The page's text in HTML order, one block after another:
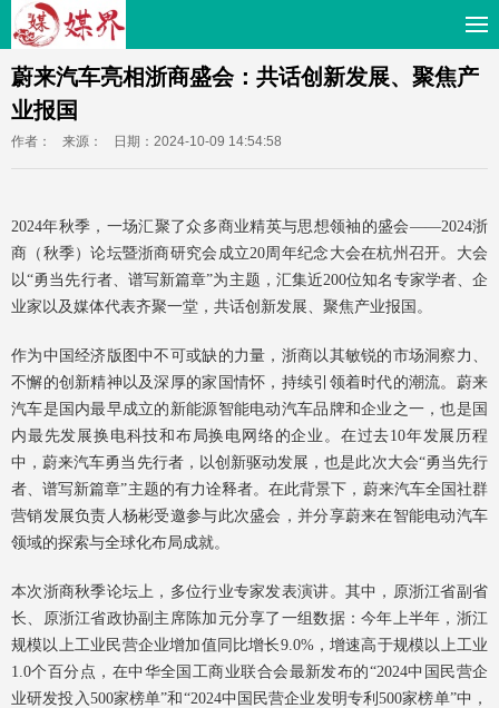
蔚来汽车亮相浙商盛会：共话创新发展、聚焦产
业报国
作者： 来源： 日期：2024-10-09 14:54:58
2024年秋季，一场汇聚了众多商业精英与思想领袖的盛会——2024浙
商（秋季）论坛暨浙商研究会成立20周年纪念大会在杭州召开。大会
以“勇当先行者、谱写新篇章”为主题，汇集近200位知名专家学者、企
业家以及媒体代表齐聚一堂，共话创新发展、聚焦产业报国。
作为中国经济版图中不可或缺的力量，浙商以其敏锐的市场洞察力、
不懈的创新精神以及深厚的家国情怀，持续引领着时代的潮流。蔚来
汽车是国内最早成立的新能源智能电动汽车品牌和企业之一，也是国
内最先发展换电科技和布局换电网络的企业。在过去10年发展历程
中，蔚来汽车勇当先行者，以创新驱动发展，也是此次大会“勇当先行
者、谱写新篇章”主题的有力诠释者。在此背景下，蔚来汽车全国社群
营销发展负责人杨彬受邀参与此次盛会，并分享蔚来在智能电动汽车
领域的探索与全球化布局成就。
本次浙商秋季论坛上，多位行业专家发表演讲。其中，原浙江省副省
长、原浙江省政协副主席陈加元分享了一组数据：今年上半年，浙江
规模以上工业民营企业增加值同比增长9.0%，增速高于规模以上工业
1.0个百分点，在中华全国工商业联合会最新发布的“2024中国民营企
业研发投入500家榜单”和“2024中国民营企业发明专利500家榜单”中，